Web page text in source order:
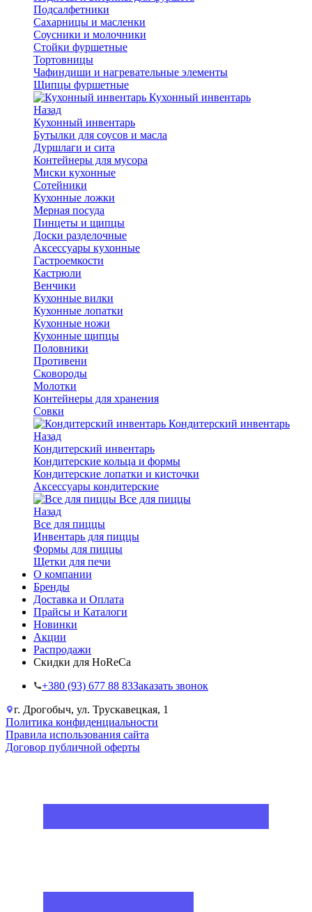
Подсалфетники
Сахарницы и масленки
Соусники и молочники
Стойки фуршетные
Тортовницы
Чафиндиши и нагревательные элементы
Щипцы фуршетные
Кухонный инвентарь
Назад
Кухонный инвентарь
Бутылки для соусов и масла
Дуршлаги и сита
Контейнеры для мусора
Миски кухонные
Сотейники
Кухонные ложки
Мерная посуда
Пинцеты и щипцы
Доски разделочные
Аксессуары кухонные
Гастроемкости
Кастрюли
Венчики
Кухонные вилки
Кухонные лопатки
Кухонные ножи
Кухонные щипцы
Половники
Противени
Сковороды
Молотки
Контейнеры для хранения
Совки
Кондитерский инвентарь
Назад
Кондитерский инвентарь
Кондитерские кольца и формы
Кондитерские лопатки и кисточки
Аксессуары кондитерские
Все для пиццы
Назад
Все для пиццы
Инвентарь для пиццы
Формы для пиццы
Щетки для печи
О компании
Бренды
Доставка и Оплата
Прайсы и Каталоги
Новинки
Акции
Распродажи
Скидки для HoReCa
+38‎0 (93) 677 88 83Заказать звонок
г. Дрогобыч, ул. Трускавецкая, 1
Политика конфиденциальности
Правила использования сайта
Договор публичной оферты